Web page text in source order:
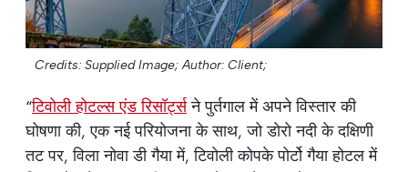
Credits: Supplied Image; Author: Client;
“टिवोली होटल्स एंड रिसॉर्ट्सने पुर्तगाल में अपने विस्तार की
घोषणा की, एक नई परियोजना के साथ, जो डोरो नदी के दक्षिणी
तट पर, विला नोवा डी गैया में, टिवोली कोपके पोर्टो गैया होटल में